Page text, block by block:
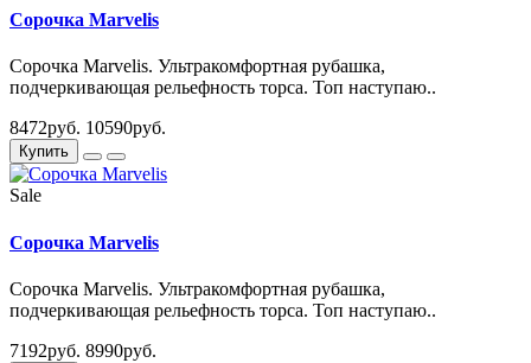
Сорочка Marvelis
Сорочка Marvelis. Ультракомфортная рубашка,
подчеркивающая рельефность торса. Топ наступаю..
8472руб. 10590руб.
Купить
Sale
Сорочка Marvelis
Сорочка Marvelis. Ультракомфортная рубашка,
подчеркивающая рельефность торса. Топ наступаю..
7192руб. 8990руб.